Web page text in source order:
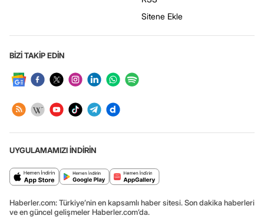
Sitene Ekle
BİZİ TAKİP EDİN
UYGULAMAMIZI İNDİRİN
Haberler.com: Türkiye’nin en kapsamlı haber sitesi. Son dakika haberleri
ve en güncel gelişmeler Haberler.com’da.